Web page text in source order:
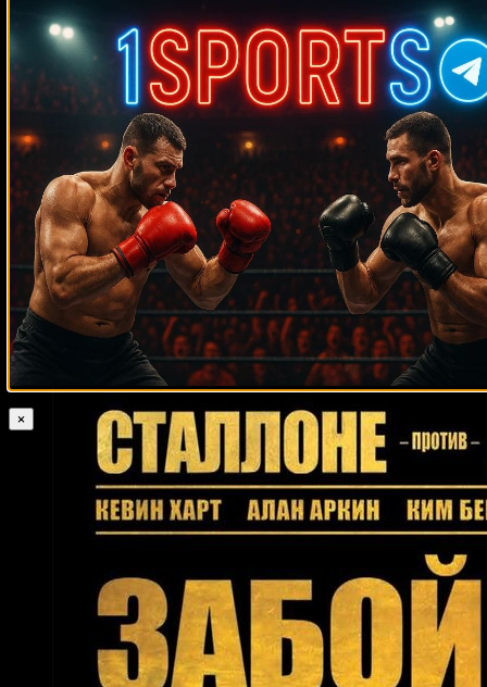
Случайные боксеры
Руслан Чагаев Алексей Чирков Марк Делани
Джейсон Роуланд
Павел Колодзей
Кётаро Фудзимото Мигель Родригес
Бен Арагон
Маркос Джеральдо Наджиб Мохаммеди Филип Морфилд Стив
Куинонез
Рикардо Васкес Евгений Егембердиев Сезар Алан
Валенсуэла
Джерри Куни Джулиан Уиллер Тэворис Клауд Карл
Милденбергер Жаирзиньо Розенстрайк Хавьер Диас
Тайрон Спонг
Ингемар Юханссон Осси Окасио Доннелл Уинфелд
Доминик Бризил
Сальвадор Масиэл Бейб Лорона Хасим Рахман Шерман Уильямс
Майк Шеппард Шейн Сатклифф Владимир
Гендлин Анхель Росарио Риота Мурата Даниэль Дюбуа
Хосе Валенсуэла Донован Раддок Калеб Плант
Томаш Мразек
Эдди Чемберс Лолито Лароа Эгидиюс Каваляускас Билли Замбран
Кикo Мaртинeс
×